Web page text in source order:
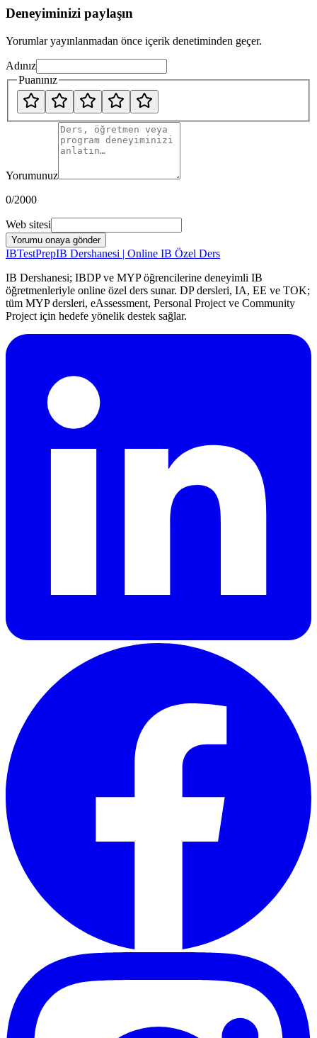
Deneyiminizi paylaşın
Yorumlar yayınlanmadan önce içerik denetiminden geçer.
Adınız
Puanınız
Yorumunuz
0/2000
Web sitesi
Yorumu onaya gönder
IBTestPrepIB Dershanesi | Online IB Özel Ders
IB Dershanesi; IBDP ve MYP öğrencilerine deneyimli IB
öğretmenleriyle online özel ders sunar. DP dersleri, IA, EE ve TOK;
tüm MYP dersleri, eAssessment, Personal Project ve Community
Project için hedefe yönelik destek sağlar.